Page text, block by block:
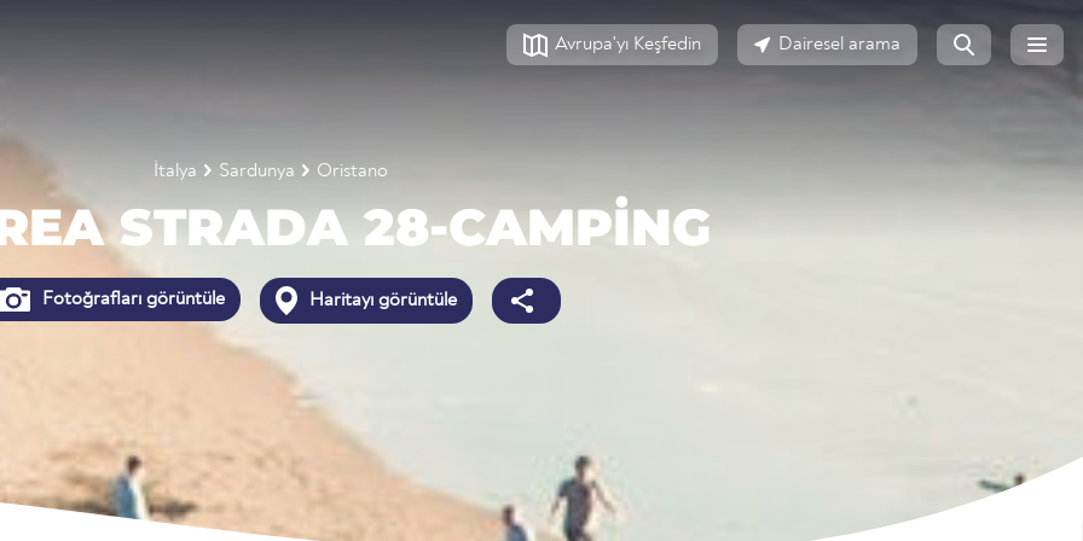
Avrupa'yı Keşfedin Dairesel arama
İtalya Sardunya Oristano
STRADA 28-CAMPING
Fotoğrafları görüntüle Haritayı görüntüle